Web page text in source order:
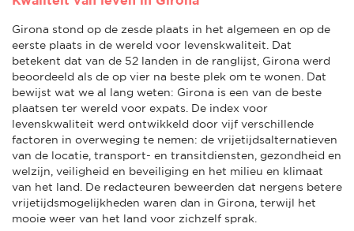
Girona stond op de zesde plaats in het algemeen en op de
eerste plaats in de wereld voor levenskwaliteit. Dat
betekent dat van de 52 landen in de ranglijst, Girona werd
beoordeeld als de op vier na beste plek om te wonen. Dat
bewijst wat we al lang weten: Girona is een van de beste
plaatsen ter wereld voor expats. De index voor
levenskwaliteit werd ontwikkeld door vijf verschillende
factoren in overweging te nemen: de vrijetijdsalternatieven
van de locatie, transport- en transitdiensten, gezondheid en
welzijn, veiligheid en beveiliging en het milieu en klimaat
van het land. De redacteuren beweerden dat nergens betere
vrijetijdsmogelijkheden waren dan in Girona, terwijl het
mooie weer van het land voor zichzelf sprak.